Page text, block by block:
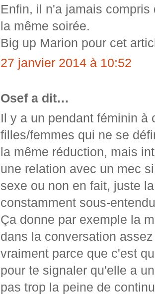
Enfin, il n'a jamais
la même soirée.
Big up Marion pour cet
27 janvier 2014 à 10:52
Osef a dit…
Il y a un pendant féminin à
filles/femmes qui ne se
la même réduction, mais
une relation avec un mec
sexe ou non en fait, juste
constamment sous-
Ça donne par exemple la
dans la conversation
vraiment parce que c'est
pour te signaler qu'elle a
pas trop la peine de